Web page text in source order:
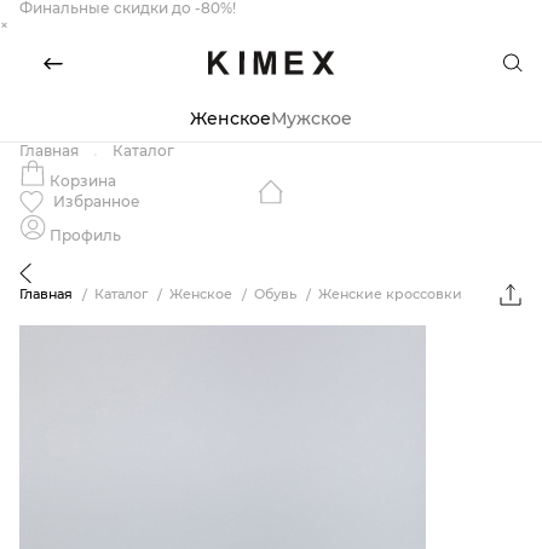
Финальные скидки до -80%!
×
ЖенскоеМужское
Главная
Каталог
Корзина
Избранное
Профиль
Главная Каталог Женское Обувь Женские кроссовки